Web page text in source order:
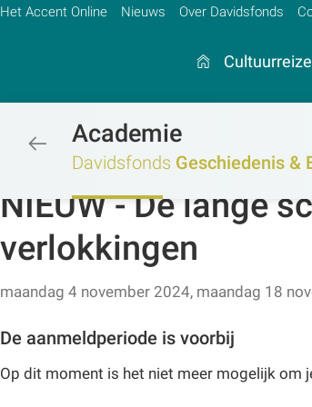
Het Accent Online Nieuws Over Davidsfonds
/academie/
Academie
Davidsfonds Geschiedenis &
NIEUW - De lange
verlokkingen
maandag 4 november 2024, maandag 18
De aanmeldperiode is voorbij
Op dit moment is het niet meer mogelijk om
Zoek:
Zoeken